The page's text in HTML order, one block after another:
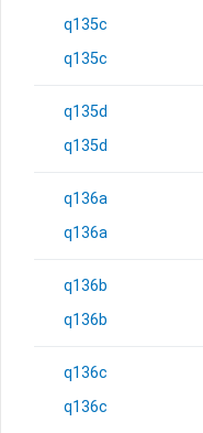
q135c
q135c
q135d
q135d
q136a
q136a
q136b
q136b
q136c
q136c